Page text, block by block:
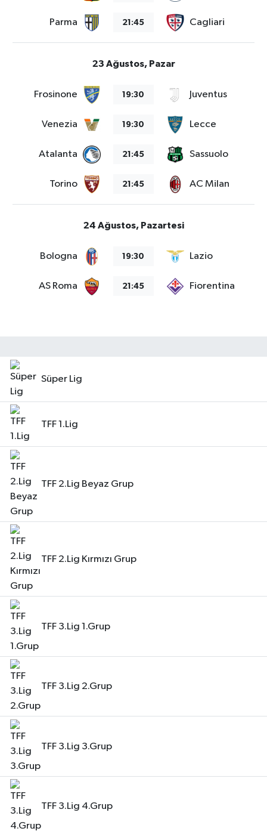
Parma 21:45 Cagliari
23 Ağustos, Pazar
Frosinone 19:30 Juventus
Venezia 19:30 Lecce
Atalanta 21:45 Sassuolo
Torino 21:45 AC Milan
24 Ağustos, Pazartesi
Bologna 19:30 Lazio
AS Roma 21:45 Fiorentina
Süper Lig
TFF 1.Lig
TFF 2.Lig Beyaz Grup
TFF 2.Lig Kırmızı Grup
TFF 3.Lig 1.Grup
TFF 3.Lig 2.Grup
TFF 3.Lig 3.Grup
TFF 3.Lig 4.Grup